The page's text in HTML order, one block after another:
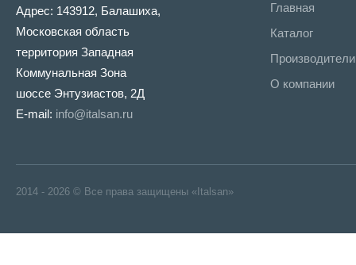
Адрес: 143912, Балашиха,
Московская область
территория Западная
Коммунальная Зона
шоссе Энтузиастов, 2Д
E-mail: info@italsan.ru
Главная
Каталог
Производители
О компании
2014 - 2026 © Все права защищены «Italsan»